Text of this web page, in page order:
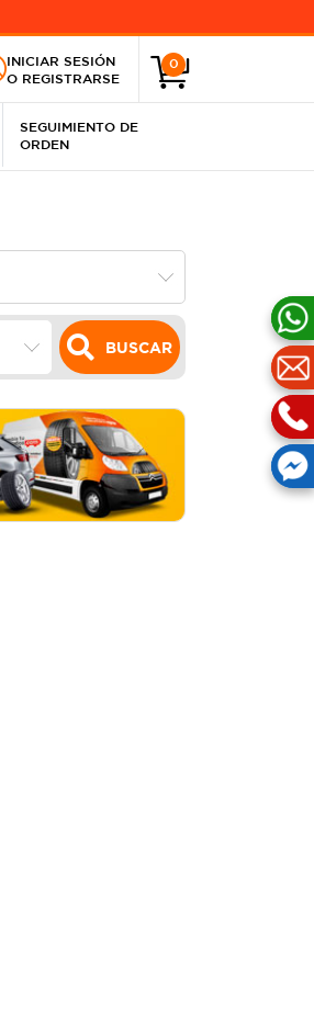
INICIAR SESIÓN
O REGISTRARSE
0
SEGUIMIENTO DE
ORDEN
BUSCAR